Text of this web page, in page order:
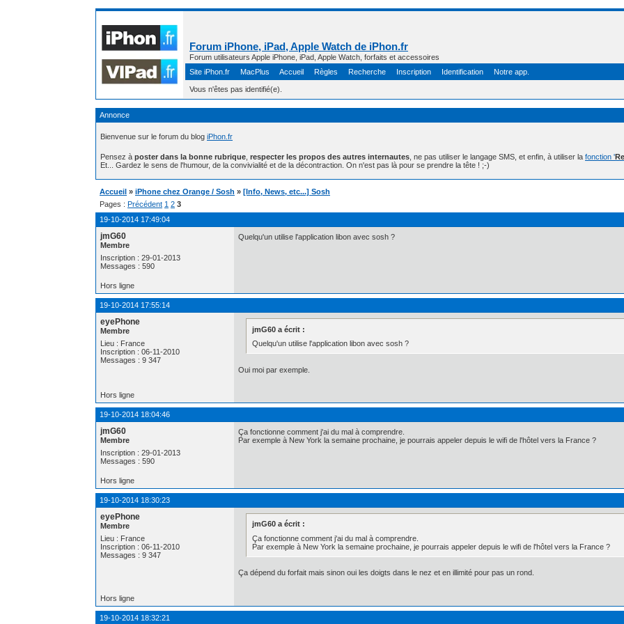
Forum iPhone, iPad, Apple Watch de iPhon.fr
Forum utilisateurs Apple iPhone, iPad, Apple Watch, forfaits et accessoires
Site iPhon.fr
MacPlus Accueil Règles Recherche Inscription Identification Notre app.
Vous n'êtes pas identifié(e).
Annonce
Bienvenue sur le forum du blog iPhon.fr
Pensez à poster dans la bonne rubrique respecter les propos des autres internautes , ne pas utiliser le langage SMS, et enfin, à utiliser la fonction '
Et... Gardez le sens de l'humour, de la convivialité et de la décontraction. On n'est pas là pour se prendre la tête ! ;-)
Accueil » iPhone chez Orange / Sosh » [Info, News, etc...] Sosh
Pages : Précédent 1 2 3
19-10-2014 17:49:04
jmG60
Membre
Inscription : 29-01-2013
Messages : 590
Quelqu'un utilise l'application libon avec sosh ?
Hors ligne
19-10-2014 17:55:14
eyePhone
Membre
Lieu : France
Inscription : 06-11-2010
Messages : 9 347
jmG60 a écrit :
Quelqu'un utilise l'application libon avec sosh ?
Oui moi par exemple.
Hors ligne
19-10-2014 18:04:46
jmG60
Membre
Inscription : 29-01-2013
Messages : 590
Ça fonctionne comment j'ai du mal à comprendre.
Par exemple à New York la semaine prochaine, je pourrais appeler depuis le wifi de l'hôtel vers la France ?
Hors ligne
19-10-2014 18:30:23
eyePhone
Membre
Lieu : France
Inscription : 06-11-2010
Messages : 9 347
jmG60 a écrit :
Ça fonctionne comment j'ai du mal à comprendre.
Par exemple à New York la semaine prochaine, je pourrais appeler depuis le wifi de l'hôtel vers la France ?
Ça dépend du forfait mais sinon oui les doigts dans le nez et en illimité pour pas un rond.
Hors ligne
19-10-2014 18:32:21